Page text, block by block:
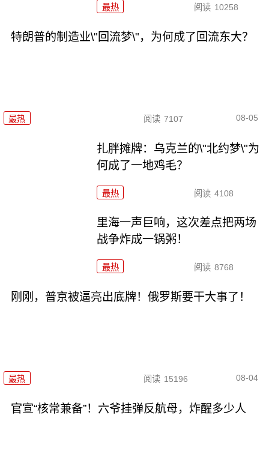
最热 阅读 10258
特朗普的制造业\"回流梦\"，为何成了回流东大？
最热 阅读 7107 08-05
扎胖摊牌：乌克兰的\"北约梦\"为
何成了一地鸡毛？
最热 阅读 4108
里海一声巨响，这次差点把两场
战争炸成一锅粥！
最热 阅读 8768
刚刚，普京被逼亮出底牌！俄罗斯要干大事了！
最热 阅读 15196 08-04
官宣“核常兼备”！六爷挂弹反航母，炸醒多少人